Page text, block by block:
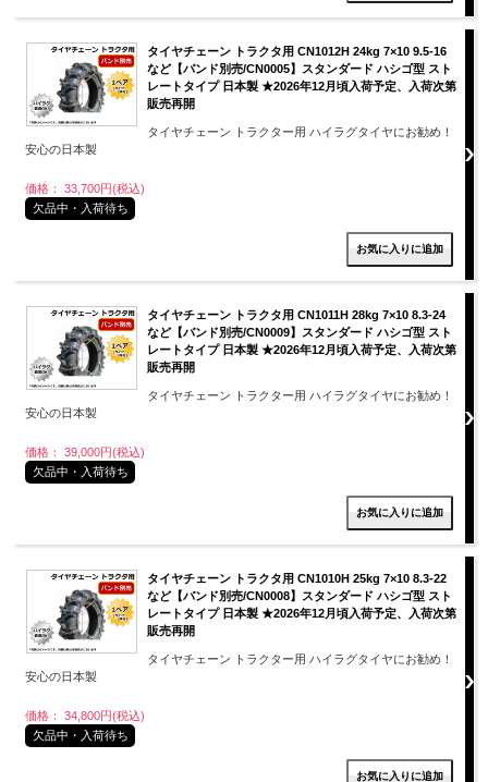
タイヤチェーン トラクタ用 CN1012H 24kg 7×10 9.5-16
など【バンド別売/CN0005】スタンダード ハシゴ型 スト
レートタイプ 日本製 ★2026年12月頃入荷予定、入荷次第
販売再開
タイヤチェーン トラクター用 ハイラグタイヤにお勧め！
安心の日本製
価格： 33,700円(税込)
欠品中・入荷待ち
タイヤチェーン トラクタ用 CN1011H 28kg 7×10 8.3-24
など【バンド別売/CN0009】スタンダード ハシゴ型 スト
レートタイプ 日本製 ★2026年12月頃入荷予定、入荷次第
販売再開
タイヤチェーン トラクター用 ハイラグタイヤにお勧め！
安心の日本製
価格： 39,000円(税込)
欠品中・入荷待ち
タイヤチェーン トラクタ用 CN1010H 25kg 7×10 8.3-22
など【バンド別売/CN0008】スタンダード ハシゴ型 スト
レートタイプ 日本製 ★2026年12月頃入荷予定、入荷次第
販売再開
タイヤチェーン トラクター用 ハイラグタイヤにお勧め！
安心の日本製
価格： 34,800円(税込)
欠品中・入荷待ち